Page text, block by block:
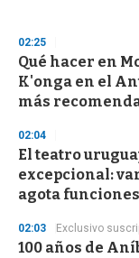
d
s
o
f
3
s
e
c
o
n
02:25
Qué hacer en
K'onga en el
más
02:04
El teatro
excepcional:
agota funciones
02:03 Exclusivo
100 años de